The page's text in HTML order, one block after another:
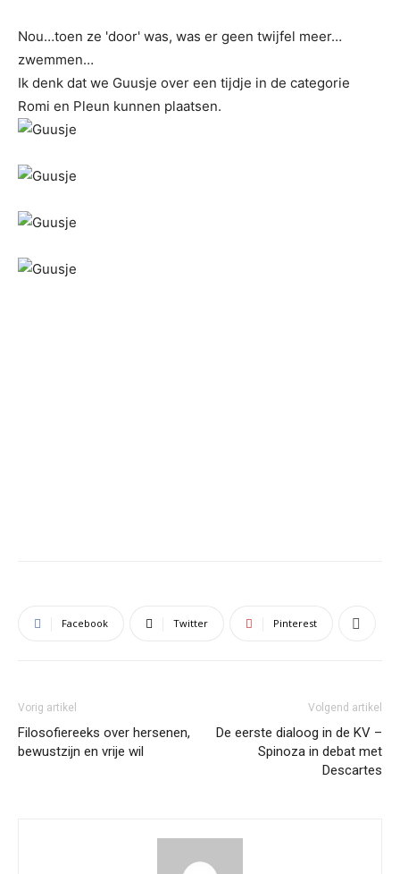
Nou…toen ze 'door' was, was er geen twijfel meer…
zwemmen…
Ik denk dat we Guusje over een tijdje in de categorie
Romi en Pleun kunnen plaatsen.
Facebook Twitter Pinterest
Vorig artikel
Filosofiereeks over hersenen,
bewustzijn en vrije wil
Volgend artikel
De eerste dialoog in de KV –
Spinoza in debat met
Descartes